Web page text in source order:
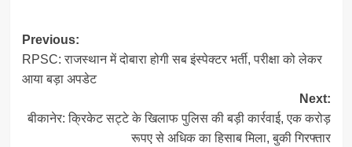
Post
navigation
Previous:
RPSC: राजस्थान में दोबारा होगी सब इंस्पेक्टर भर्ती, परीक्षा को लेकर
आया बड़ा अपडेट
Next:
बीकानेर: क्रिकेट सट्टे के खिलाफ पुलिस की बड़ी कार्रवाई, एक करोड़
रूपए से अधिक का हिसाब मिला, बुकी गिरफ्तार